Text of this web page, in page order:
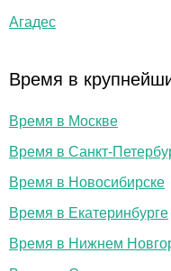
Агадес
Время в
Время в Москве
Время в Санкт-
Время в Новосибирске
Время в Екатеринбурге
Время в Нижнем